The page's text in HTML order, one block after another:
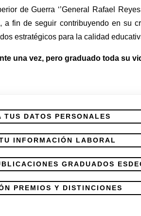
de Guerra ‘’General Rafael
fin de seguir contribuyendo en su
estratégicos para la calidad
una vez, pero graduado toda su
TUS DATOS PERSONALES
INFORMACIÓN LABORAL
GRADUADOS
PREMIOS Y DISTINCIONES